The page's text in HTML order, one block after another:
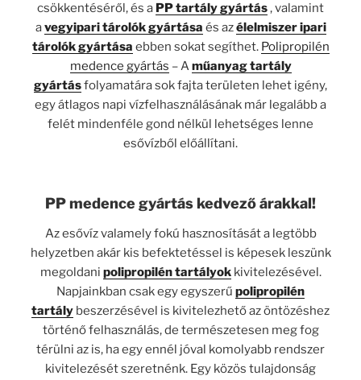
csökkentéséről, és a PP tartály gyártás, valamint
avegyipari tárolók gyártása és azélelmiszer ipari
tárolók gyártása ebben sokat segíthet. Polipropilén
medence gyártás – Aműanyag tartály
gyártásfolyamatára sok fajta területen lehet igény,
egy átlagos napi vízfelhasználásának már legalább a
felét mindenféle gond nélkül lehetséges lenne
esővízből előállítani.
PP medence gyártás kedvező árakkal!
Az esővíz valamely fokú hasznosítását a legtöbb
helyzetben akár kis befektetéssel is képesek leszünk
megoldani polipropilén tartályokkivitelezésével.
Napjainkban csak egy egyszerű polipropilén
tartály beszerzésével is kivitelezhető az öntözéshez
történő felhasználás, de természetesen meg fog
térülni az is, ha egy ennél jóval komolyabb rendszer
kivitelezését szeretnénk. Egy közös tulajdonság